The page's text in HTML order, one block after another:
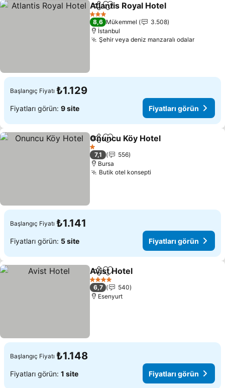
PaylaşFavorilerime ekle
Atlantis Royal Hotel
3 Yıldız
8,6 Mükemmel
3.508
İstanbul
Şehir veya deniz manzaralı odalar
Başlangıç Fiyatı ₺1.129
Fiyatları görün: 9 site Fiyatları görün
PaylaşFavorilerime ekle
Onuncu Köy Hotel
1 Yıldız
7,1
556
Bursa
Butik otel konsepti
Başlangıç Fiyatı ₺1.141
Fiyatları görün: 5 site Fiyatları görün
PaylaşFavorilerime ekle
Avist Hotel
4 Yıldız
6,7
540
Esenyurt
Başlangıç Fiyatı ₺1.148
Fiyatları görün: 1 site Fiyatları görün